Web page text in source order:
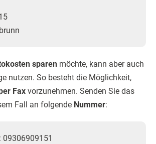
sparen möchte, kann aber auch
nutzen. So besteht die Möglichkeit,
Fax vorzunehmen. Senden Sie das
Fall an folgende Nummer:
09306909151